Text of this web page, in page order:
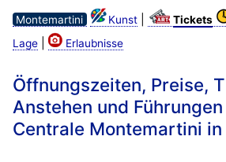
Montemartini Kunst| Tickets
Lage| Erlaubnisse
Öffnungszeiten, Preise,
Anstehen und
Centrale Montemartini in